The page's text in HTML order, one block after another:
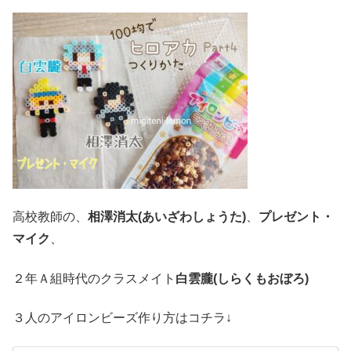
高校教師の、 相澤消太(あいざわしょうた)
プレゼント・
マイク
２年Ａ組時代のクラスメイト 白雲朧(しらくもおぼろ)
３人のアイロンビーズ作り方はコチラ↓